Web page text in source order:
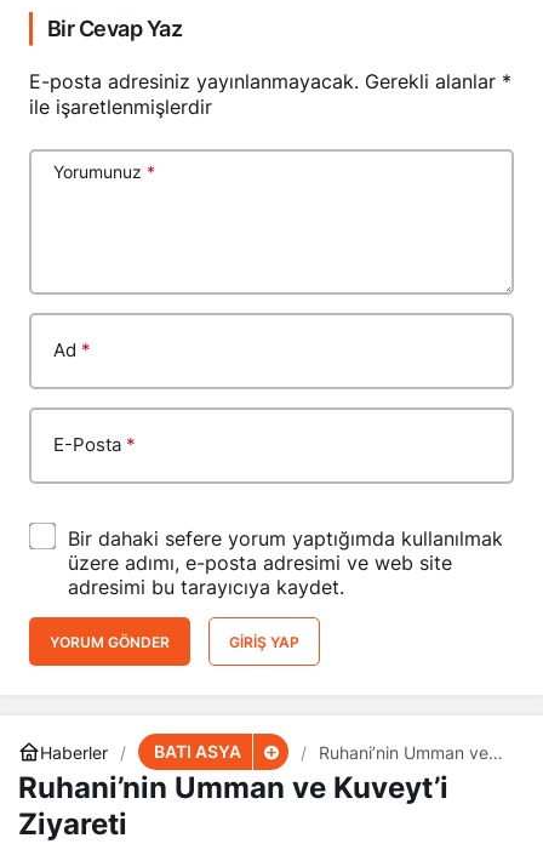
Bir Cevap Yaz
E-posta adresiniz yayınlanmayacak. Gerekli alanlar *
ile işaretlenmişlerdir
Yorumunuz *
Ad *
E-Posta *
Bir dahaki sefere yorum yaptığımda kullanılmak
üzere adımı, e-posta adresimi ve web site
adresimi bu tarayıcıya kaydet.
YORUM GÖNDER GIRIŞ YAP
Haberler BATI ASYA
Ruhani’nin Umman ve
Kuveyt’i Ziyareti
Ruhani’nin Umman ve Kuveyt’i
Ziyareti